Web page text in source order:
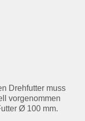
Drehfutter muss
vorgenommen
Ø 100 mm.